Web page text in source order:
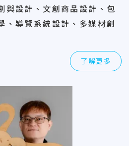
與設計、文創商品設計、包
、導覽系統設計、多媒材創
了解更多